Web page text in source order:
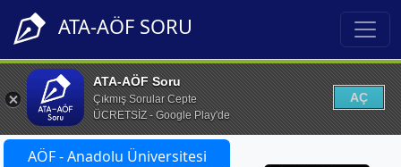
ATA-AÖF SORU
ATA-AÖF Soru
Çıkmış Sorular Cepte
ÜCRETSİZ - Google Play'de
AÇ
AÖF - Anadolu Üniversitesi